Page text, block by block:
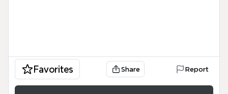
Favorites Share Report